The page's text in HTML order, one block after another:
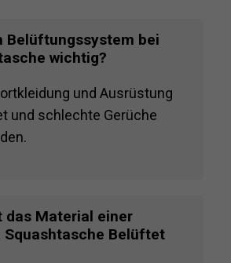
Belüftungssystem bei
wichtig?
und Ausrüstung
und schlechte Gerüche
das Material einer
Squashtasche Belüftet